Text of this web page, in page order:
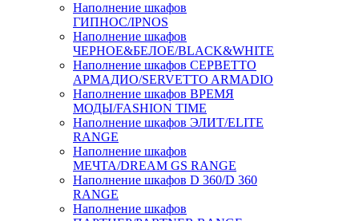
Наполнение шкафов
ГИПНОС/IPNOS
Наполнение шкафов
ЧЕРНОЕ&БЕЛОЕ/BLACK&WHITE
Наполнение шкафов СЕРВЕТТО
АРМАДИО/SERVETTO ARMADIO
Наполнение шкафов ВРЕМЯ
МОДЫ/FASHION TIME
Наполнение шкафов ЭЛИТ/ELITE
RANGE
Наполнение шкафов
МЕЧТА/DREAM GS RANGE
Наполнение шкафов D 360/D 360
RANGE
Наполнение шкафов